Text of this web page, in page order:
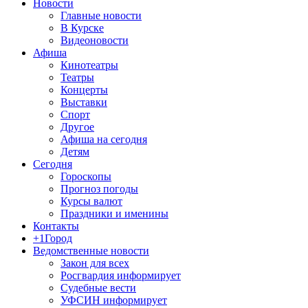
Новости
Главные новости
В Курске
Видеоновости
Афиша
Кинотеатры
Театры
Концерты
Выставки
Спорт
Другое
Афиша на сегодня
Детям
Сегодня
Гороскопы
Прогноз погоды
Курсы валют
Праздники и именины
Контакты
+1Город
Ведомственные новости
Закон для всех
Росгвардия информирует
Судебные вести
УФСИН информирует